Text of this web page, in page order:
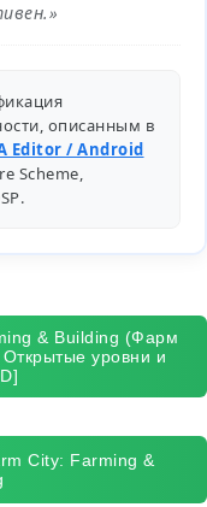
описанным в
Editor / Android
Scheme,
.
& Building (Фарм
уровни и
City: Farming &